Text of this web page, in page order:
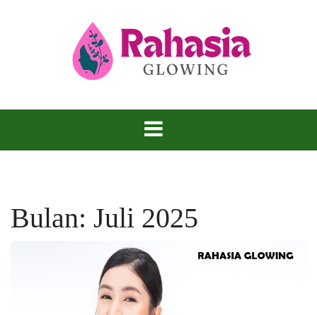
Rahasia
Glowing
Disembunyikan.
Bulan: Juli 2025